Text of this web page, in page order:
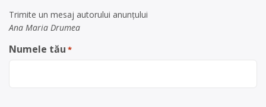
Trimite un mesaj autorului anunţului
Ana Maria Drumea
Numele tău *